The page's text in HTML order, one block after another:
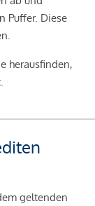
Puffer. Diese
herausfinden,
geltenden